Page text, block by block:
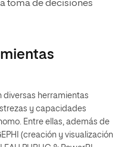
toma de decisiones
diversas herramientas
y capacidades
Entre ellas, además de
(creación y visualización